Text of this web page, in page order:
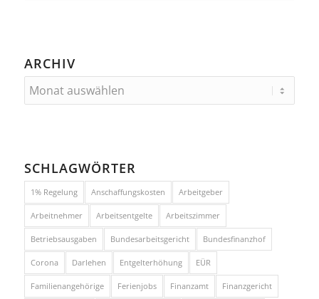
ARCHIV
SCHLAGWÖRTER
1% Regelung Anschaffungskosten Arbeitgeber
Arbeitnehmer Arbeitsentgelte Arbeitszimmer
Betriebsausgaben Bundesarbeitsgericht Bundesfinanzhof
Corona Darlehen Entgelterhöhung EÜR
Familienangehörige Ferienjobs Finanzamt Finanzgericht